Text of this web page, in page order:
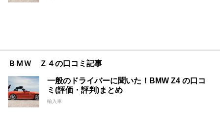
ＢＭＷ Ｚ４の口コミ記事
一般のドライバーに聞いた！BMW Z4 の口コ
ミ(評価・評判)まとめ
輸入車